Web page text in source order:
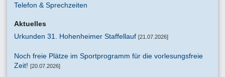
Telefon & Sprechzeiten
Aktuelles
Urkunden 31. Hohenheimer Staffellauf [21.07.2026]
Noch freie Plätze im Sportprogramm für die vorlesungsfreie
Zeit! [20.07.2026]